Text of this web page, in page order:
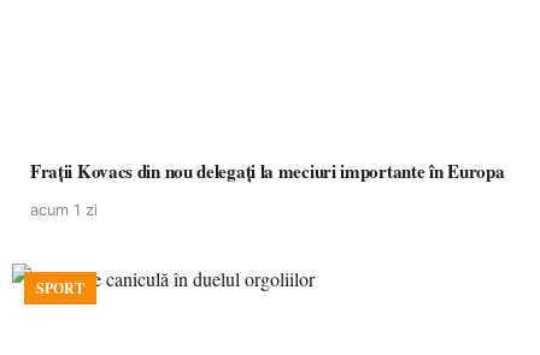
Frații Kovacs din nou delegați la meciuri importante în Europa
acum 1 zi
SPORT